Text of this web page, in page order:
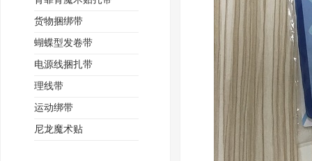
货物捆绑带
蝴蝶型发卷带
电源线捆扎带
理线带
运动绑带
尼龙魔术贴